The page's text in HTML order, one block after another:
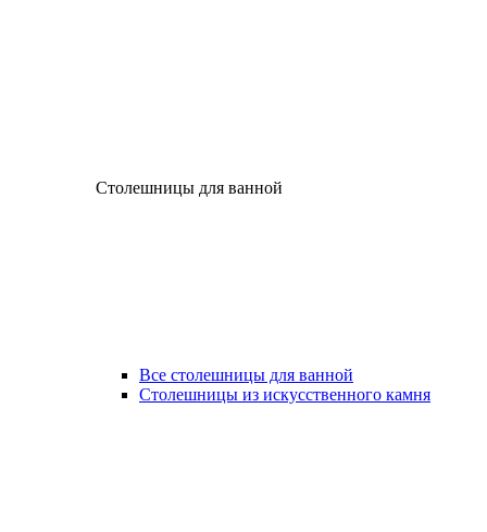
Столешницы для ванной
Все столешницы для ванной
Столешницы из искусственного камня